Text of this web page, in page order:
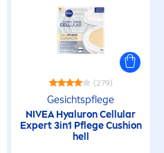
(279)
Gesichtspflege
NIVEA HyaluronCellular
Expert 3in1 Pflege Cushion
hell